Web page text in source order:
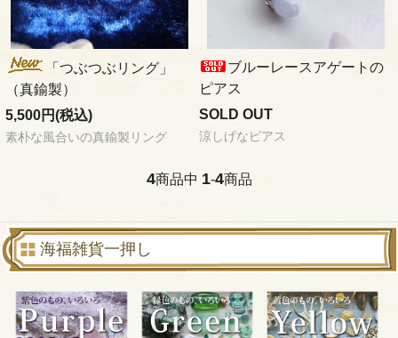
「つぶつぶリング」
（真鍮製）
5,500円(税込)
素朴な風合いの真鍮製リング
ブルーレースアゲートの
ピアス
SOLD OUT
涼しげなピアス
4商品中 1-4商品
海福雑貨一押し